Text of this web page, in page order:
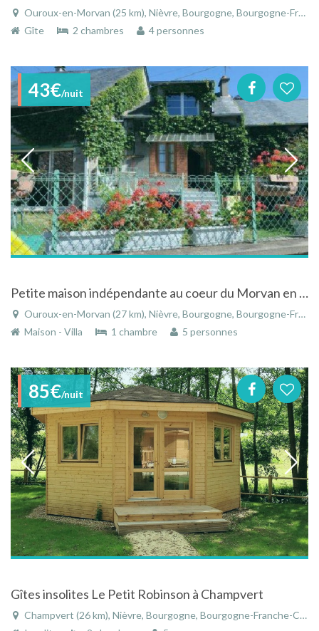
Ouroux-en-Morvan (25 km), Nièvre, Bourgogne, Bourgogne-Franche-Comté, France
Gîte
2 chambres 4 personnes
43€/nuit
Petite maison indépendante au coeur du Morvan en Bourgogne
Ouroux-en-Morvan (27 km), Nièvre, Bourgogne, Bourgogne-Franche-Comté, France
Maison - Villa
1 chambre 5 personnes
85€/nuit
Gîtes insolites Le Petit Robinson à Champvert
Champvert (26 km), Nièvre, Bourgogne, Bourgogne-Franche-Comté, France